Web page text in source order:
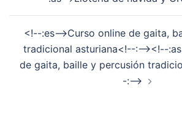
entradas
<!--:es-->Curso online de gaita,
tradicional asturiana<!--:--><!--
de gaita, baille y percusión
-:-->